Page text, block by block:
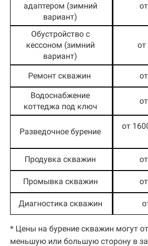
адаптером (зимний
вариант)
Обустройство с
кессоном (зимний
вариант)
от
Ремонт скважин
Водоснабжение
коттеджа под ключ
Разведочное бурение
от
Продувка скважин
Промывка скважин
Диагностика скважин
* Цены на бурение скважин могут
меньшую или большую сторону в